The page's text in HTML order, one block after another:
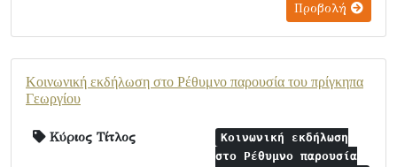
Προβολή
Κοινωνική εκδήλωση στο Ρέθυμνο παρουσία του πρίγκηπα
Γεωργίου
Κύριος Τίτλος
Κοινωνική εκδήλωση
στο Ρέθυμνο παρουσία